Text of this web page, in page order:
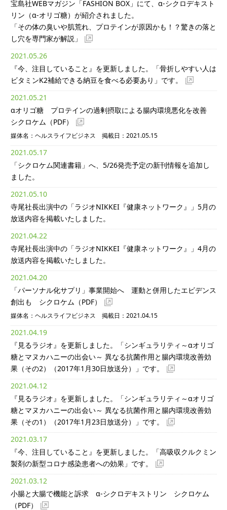
宝島社WEBマガジン「FASHION BOX」にて、α-シクロデキスト
リン（α-オリゴ糖）が紹介されました。
「その体の臭いや肌荒れ、プロテインが原因かも！？驚きの落と
し穴を専門家が解説」
2021.05.26
『今、注目していること』を更新しました。「骨折しやすい人は
ビタミンK2補給できる納豆を食べる必要あり」です。
2021.05.21
αオリゴ糖 プロテインの過剰摂取による腸内環境悪化を改善
シクロケム （PDF）
媒体名：ヘルスライフビジネス 掲載日：2021.05.15
2021.05.17
「シクロケム関連書籍」へ、5/26発売予定の新刊情報を追加し
ました。
2021.05.10
寺尾社長出演中の「ラジオNIKKEI『健康ネットワーク』」5月の
放送内容を掲載いたしました。
2021.04.22
寺尾社長出演中の「ラジオNIKKEI『健康ネットワーク』」4月の
放送内容を掲載いたしました。
2021.04.20
「パーソナル化サプリ」事業開始へ 運動と併用したエビデンス
創出も シクロケム （PDF）
媒体名：ヘルスライフビジネス 掲載日：2021.04.15
2021.04.19
『見るラジオ』を更新しました。「シンギュラリティ～αオリゴ
糖とマヌカハニーの出会い～ 異なる抗菌作用と腸内環境改善効
果（その2）（2017年1月30日放送分）」です。
2021.04.12
『見るラジオ』を更新しました。「シンギュラリティ～αオリゴ
糖とマヌカハニーの出会い～ 異なる抗菌作用と腸内環境改善効
果（その1）（2017年1月23日放送分）」です。
2021.03.17
『今、注目していること』を更新しました。「高吸収クルクミン
製剤の新型コロナ感染患者への効果」です。
2021.03.12
小腸と大腸で機能と訴求 α-シクロデキストリン シクロケム
（PDF）